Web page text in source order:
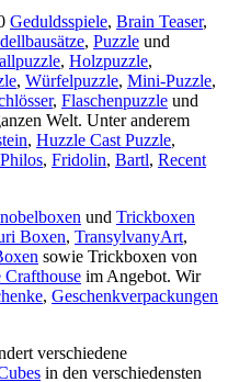
Geduldsspiele, Brain Teaser,
, Puzzle und
, Holzpuzzle,
, Würfelpuzzle, Mini-Puzzle,
, Flaschenpuzzle und
Welt. Unter anderem
, Huzzle Cast Puzzle,
Philos, Fridolin, Bartl, Recent
und Trickboxen
Boxen, TransylvanyArt,
sowie Trickboxen von
Crafthouse im Angebot. Wir
, Geschenkverpackungen
verschiedene
in den verschiedensten